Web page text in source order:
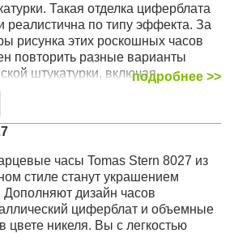
Такая отделка циферблата
реалистична по типу эффекта. За
рисунка этих роскошных часов
повторить разные варианты
штукатурки, включая
Такой декор является
и станет эффектным
интерьере - от 'Классики' до 'Арт
исполнении позволяет украсить
ванные комнаты
плавного хода (ETA, Чехия)
см
подробнее >>
часы Tomas Stern 8027 из
стиле станут украшением
дизайн часов
циферблат и объемные
никеля. Вы с легкостью